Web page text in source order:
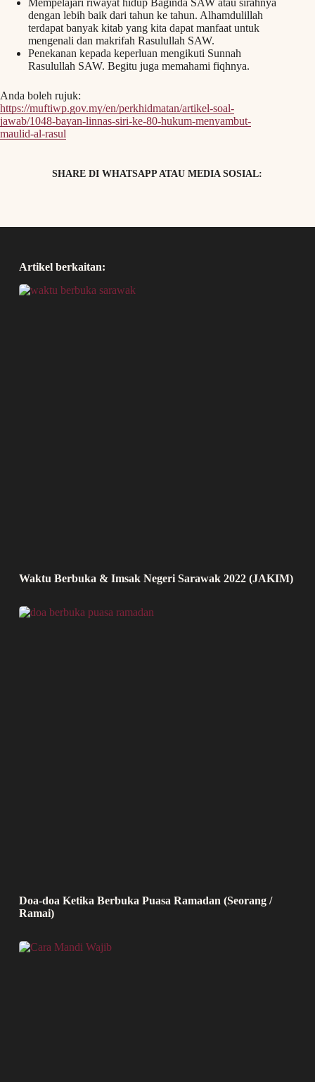
Mempelajari riwayat hidup Baginda SAW atau sirahnya
dengan lebih baik dari tahun ke tahun. Alhamdulillah
terdapat banyak kitab yang kita dapat manfaat untuk
mengenali dan makrifah Rasulullah SAW.
Penekanan kepada keperluan mengikuti Sunnah
Rasulullah SAW. Begitu juga memahami fiqhnya.
Anda boleh rujuk:
https://muftiwp.gov.my/en/perkhidmatan/artikel-soal-
jawab/1048-bayan-linnas-siri-ke-80-hukum-menyambut-
maulid-al-rasul
SHARE DI WHATSAPP ATAU MEDIA SOSIAL:
Artikel berkaitan:
Waktu Berbuka & Imsak Negeri Sarawak 2022 (JAKIM)
Doa-doa Ketika Berbuka Puasa Ramadan (Seorang /
Ramai)